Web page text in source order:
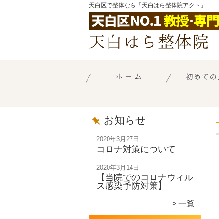
天白区で整体なら「天白はら整体院アクト」
お知らせ
2020年3月27日
コロナ対策について
2020年3月14日
【当院でのコロナウィル
ス感染予防対策】
一覧